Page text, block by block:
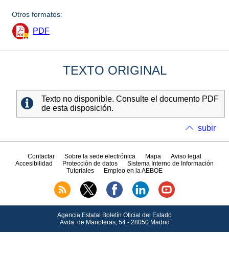
Otros formatos:
PDF
TEXTO ORIGINAL
Texto no disponible. Consulte el documento PDF
de esta disposición.
subir
Contactar Sobre la sede electrónica Mapa
Aviso legal
Accesibilidad
Protección de datos
Sistema Interno de Información
Tutoriales
Empleo en la AEBOE
Agencia Estatal Boletín Oficial del Estado
Avda.de Manoteras, 54 - 28050 Madrid